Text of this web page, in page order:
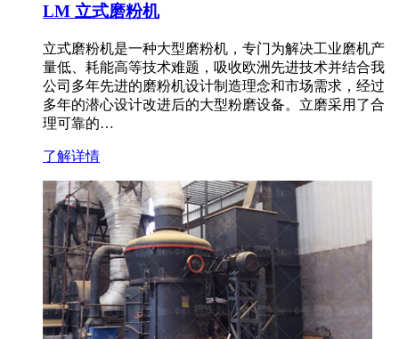
LM 立式磨粉机
立式磨粉机是一种大型磨粉机，专门为解决工业磨机产
量低、耗能高等技术难题，吸收欧洲先进技术并结合我
公司多年先进的磨粉机设计制造理念和市场需求，经过
多年的潜心设计改进后的大型粉磨设备。立磨采用了合
理可靠的…
了解详情